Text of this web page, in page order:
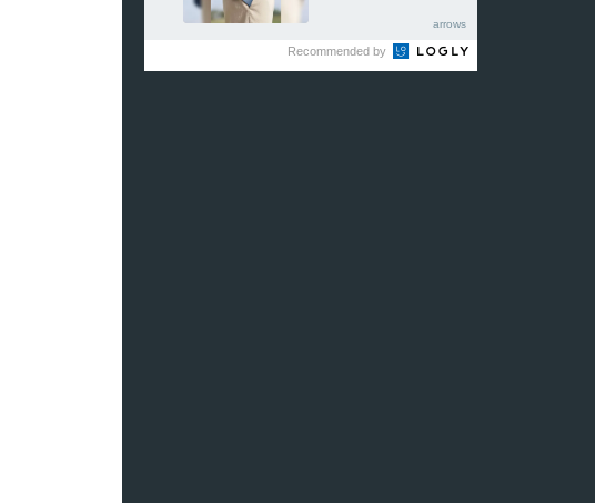
arrows
Recommended by